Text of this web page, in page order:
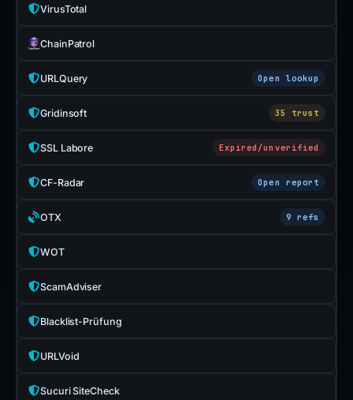
VirusTotal
ChainPatrol
URLQuery Open lookup
Gridinsoft 35 trust
SSL Labore Expired/unverified
CF-Radar Open report
OTX 9 refs
WOT
ScamAdviser
Blacklist-Prüfung
URLVoid
Sucuri SiteCheck